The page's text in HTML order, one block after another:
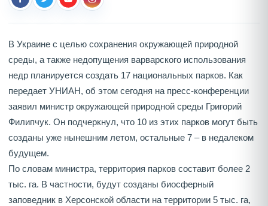
В Украине с целью сохранения окружающей природной
среды, а также недопущения варварского использования
недр планируется создать 17 национальных парков. Как
передает УНИАН, об этом сегодня на пресс-конференции
заявил министр окружающей природной среды Григорий
Филипчук. Он подчеркнул, что 10 из этих парков могут быть
созданы уже нынешним летом, остальные 7 – в недалеком
будущем.
По словам министра, территория парков составит более 2
тыс. га. В частности, будут созданы биосферный
заповедник в Херсонской области на территории 5 тыс. га,